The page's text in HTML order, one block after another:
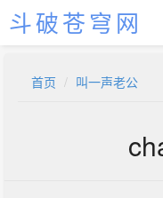
斗破苍穹网
首页 叫一声老公